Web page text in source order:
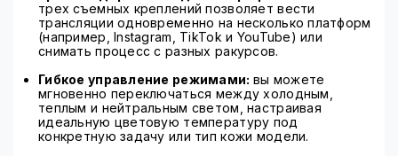
трех съемных креплений позволяет вести
трансляции одновременно на несколько платформ
(например, Instagram, TikTok и YouTube) или
снимать процесс с разных ракурсов.
Гибкое управление режимами: вы можете
мгновенно переключаться между холодным,
теплым и нейтральным светом, настраивая
идеальную цветовую температуру под
конкретную задачу или тип кожи модели.